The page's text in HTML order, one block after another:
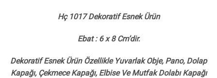
Hç 1017 Dekoratif Esnek Ürün
Ebat : 6 x 8 Cm’dir.
Dekoratif Esnek Ürün Özellikle Yuvarlak Obje, Pano, Dolap
Kapağı, Çekmece Kapağı, Elbise Ve Mutfak Dolabı Kapağı